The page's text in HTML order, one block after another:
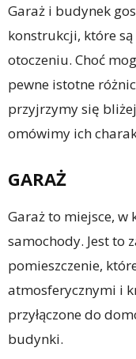
Garaż i budynek
konstrukcji, które
otoczeniu. Choć
pewne istotne
przyjrzymy się
omówimy ich
GARAŻ
Garaż to miejsce,
samochody. Jest to
pomieszczenie,
atmosferycznymi i
przyłączone do
budynki.